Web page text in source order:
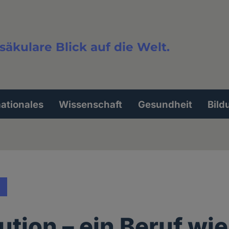
Blick auf die Welt.
Wissenschaft Gesundheit